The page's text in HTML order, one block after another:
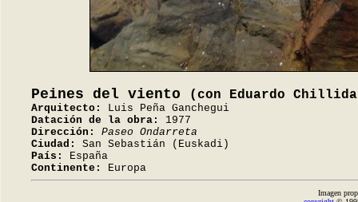
Peines del viento (con Eduardo
Arquitecto:
Luis Peña Ganchegui
Datación de la obra:
1977
Dirección:
Paseo Ondarreta
Ciudad:
San Sebastián (Euskadi)
País:
España
Continente:
Europa
Imagen